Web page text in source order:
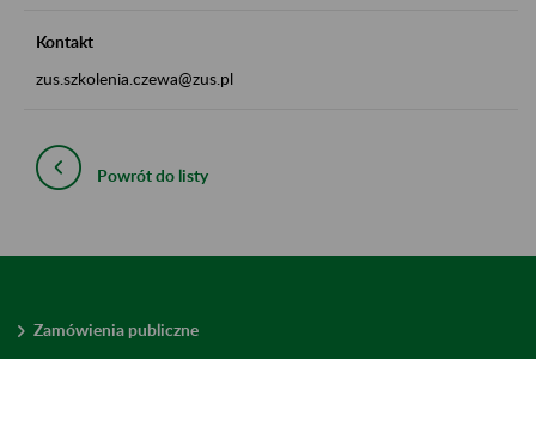
Kontakt
zus.szkolenia.czewa@zus.pl
Powrót do listy
Zamówienia publiczne